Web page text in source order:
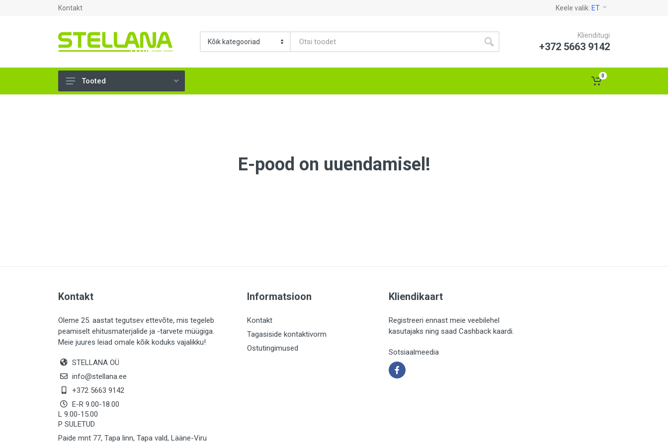
Kontakt Keele valik: ET
Klienditugi
+372 5663 9142
LIISTUD (183)
KIVID (31)
KATTED (132)
MAALRITARBED (1025)
SOOJUSTUS (16)
KEEMIA (220)
TÖÖRIIDED (117)
SAUN (8)
Tooted
0
E-pood on uuendamisel!
Kontakt
Oleme 25. aastat tegutsev ettevõte, mis tegeleb
peamiselt ehitusmaterjalide ja -tarvete müügiga.
Meie juures leiad omale kõik koduks vajalikku!
STELLANA OÜ
info@stellana.ee
+372 5663 9142
E-R 9.00-18.00
L 9.00-15.00
P SULETUD
Paide mnt 77, Tapa linn, Tapa vald, Lääne-Viru
Informatsioon
Kontakt
Tagasiside kontaktivorm
Ostutingimused
Kliendikaart
Registreeri ennast meie veebilehel
kasutajaks ning saad Cashback kaardi.
Sotsiaalmeedia